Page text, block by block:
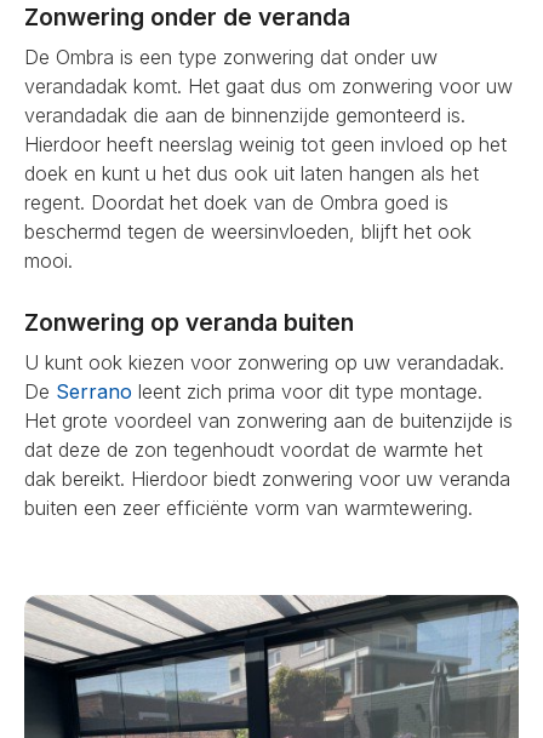
Zonwering onder de veranda
De Ombra is een type zonwering dat onder uw
verandadak komt. Het gaat dus om zonwering voor uw
verandadak die aan de binnenzijde gemonteerd is.
Hierdoor heeft neerslag weinig tot geen invloed op het
doek en kunt u het dus ook uit laten hangen als het
regent. Doordat het doek van de Ombra goed is
beschermd tegen de weersinvloeden, blijft het ook
mooi.
Zonwering op veranda buiten
U kunt ook kiezen voor zonwering op uw verandadak.
De Serrano leent zich prima voor dit type montage.
Het grote voordeel van zonwering aan de buitenzijde is
dat deze de zon tegenhoudt voordat de warmte het
dak bereikt. Hierdoor biedt zonwering voor uw veranda
buiten een zeer efficiënte vorm van warmtewering.